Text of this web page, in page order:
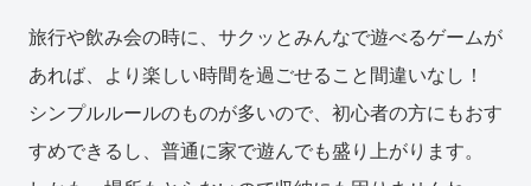
旅行や飲み会の時に、サクッとみんなで遊べるゲームが
あれば、より楽しい時間を過ごせること間違いなし！
シンプルルールのものが多いので、初心者の方にもおす
すめできるし、普通に家で遊んでも盛り上がります。